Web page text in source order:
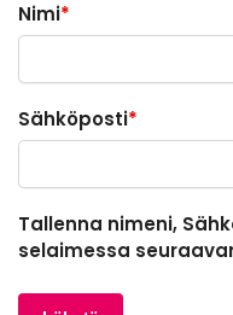
Nimi*
Sähköposti*
Tallenna nimeni,
selaimessa